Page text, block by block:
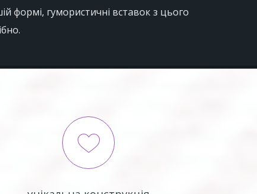
формі, гумористичні вставок з цього